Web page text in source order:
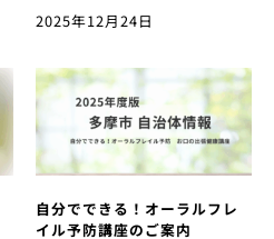
2025年12月24日
自分でできる！オーラルフレ
イル予防講座のご案内